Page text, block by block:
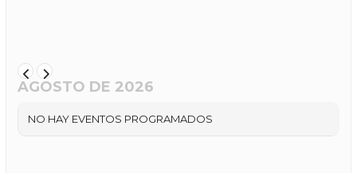
AGOSTO DE 2026
NO HAY EVENTOS PROGRAMADOS